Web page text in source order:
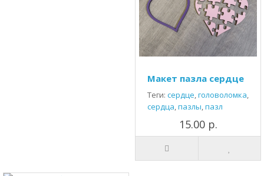
Макет пазла сердце
Теги: сердце,головоломка,
сердца,пазлы,пазл
15.00 р.